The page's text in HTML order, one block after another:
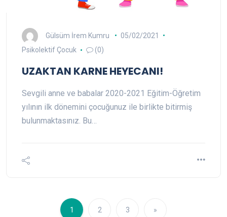
Gülsüm İrem Kumru
05/02/2021
Psikolektif Çocuk
(0)
UZAKTAN KARNE HEYECANI!
Sevgili anne ve babalar 2020-2021 Eğitim-Öğretim
yılının ilk dönemini çocuğunuz ile birlikte bitirmiş
bulunmaktasınız. Bu…
1 2 3 »